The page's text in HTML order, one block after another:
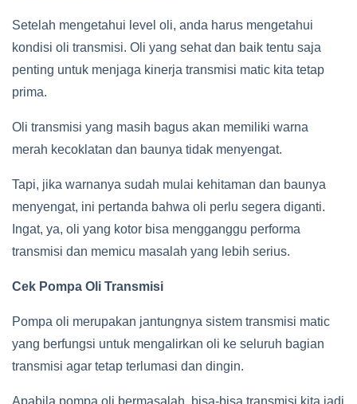
Setelah mengetahui level oli, anda harus mengetahui
kondisi oli transmisi. Oli yang sehat dan baik tentu saja
penting untuk menjaga kinerja transmisi matic kita tetap
prima.
Oli transmisi yang masih bagus akan memiliki warna
merah kecoklatan dan baunya tidak menyengat.
Tapi, jika warnanya sudah mulai kehitaman dan baunya
menyengat, ini pertanda bahwa oli perlu segera diganti.
Ingat, ya, oli yang kotor bisa mengganggu performa
transmisi dan memicu masalah yang lebih serius.
Cek Pompa Oli Transmisi
Pompa oli merupakan jantungnya sistem transmisi matic
yang berfungsi untuk mengalirkan oli ke seluruh bagian
transmisi agar tetap terlumasi dan dingin.
Apabila pompa oli bermasalah, bisa-bisa transmisi kita jadi